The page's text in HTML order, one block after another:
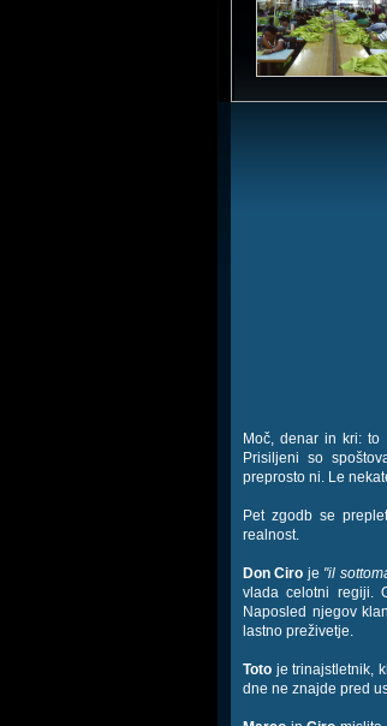
Moč, denar in kri:
Prisiljeni so
preprosto ni. Le
Pet zgodb se
realnost.
Don Ciro je "il
vlada celotni regiji.
Naposled njegov
lastno preživetje.
Toto je trinajstletnik,
dne ne znajde pred